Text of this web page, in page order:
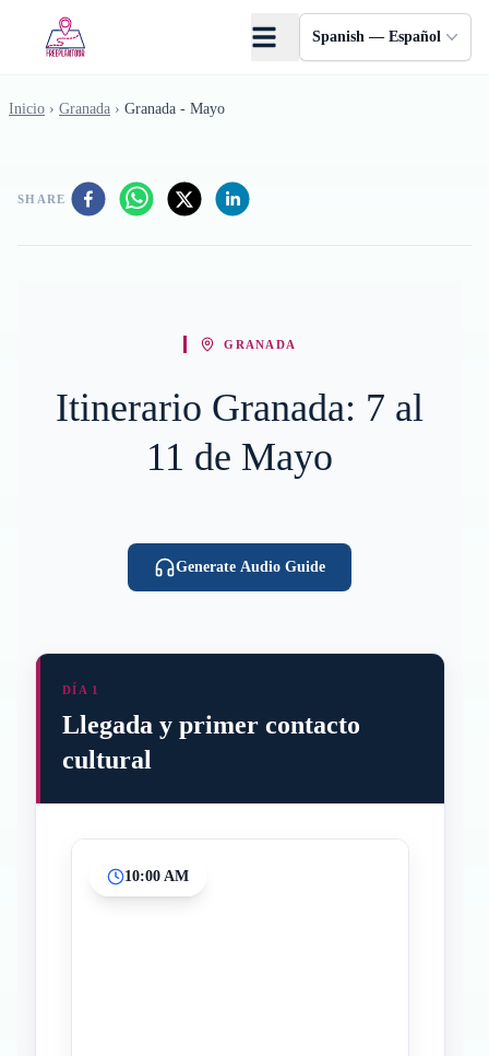
Spanish — Español
Inicio › Granada › Granada - Mayo
SHARE
GRANADA
Itinerario Granada: 7 al
11 de Mayo
Generate Audio Guide
DÍA 1
Llegada y primer contacto
cultural
10:00 AM